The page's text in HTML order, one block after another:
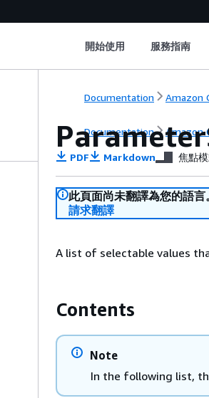
開始使用 服務指南
Documentation Amazon
Documentation Amazon
PDF Markdown 焦點
此頁面尚未翻譯為您的語言。
請求翻譯
A list of selectable values
Contents
Note
In the following list,